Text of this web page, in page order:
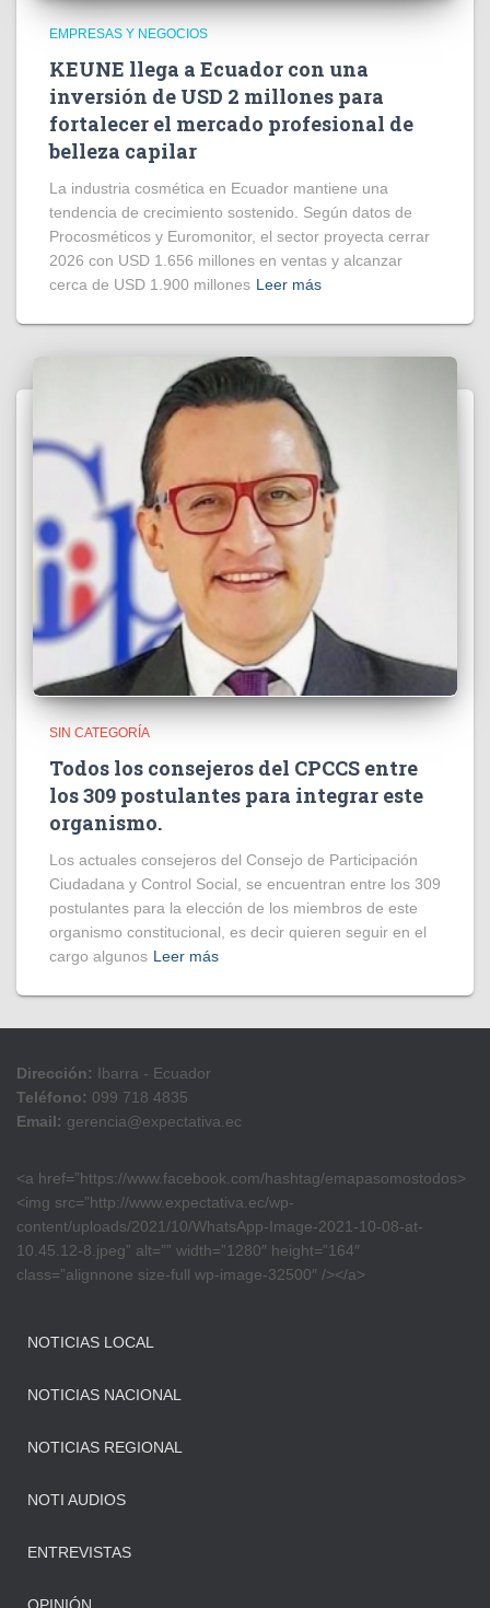
EMPRESAS Y NEGOCIOS
KEUNE llega a Ecuador con una
inversión de USD 2 millones para
fortalecer el mercado profesional de
belleza capilar
La industria cosmética en Ecuador mantiene una
tendencia de crecimiento sostenido. Según datos de
Procosméticos y Euromonitor, el sector proyecta cerrar
2026 con USD 1.656 millones en ventas y alcanzar
cerca de USD 1.900 millones Leer más
SIN CATEGORÍA
Todos los consejeros del CPCCS entre
los 309 postulantes para integrar este
organismo.
Los actuales consejeros del Consejo de Participación
Ciudadana y Control Social, se encuentran entre los 309
postulantes para la elección de los miembros de este
organismo constitucional, es decir quieren seguir en el
cargo algunos Leer más
Dirección: Ibarra - Ecuador
Teléfono: 099 718 4835
Email: gerencia@expectativa.ec
<a href=”https://www.facebook.com/hashtag/emapasomostodos>
<img src=”http://www.expectativa.ec/wp-
content/uploads/2021/10/WhatsApp-Image-2021-10-08-at-
10.45.12-8.jpeg” alt=”” width=”1280″ height=”164″
class=”alignnone size-full wp-image-32500″ /></a>
NOTICIAS LOCAL
NOTICIAS NACIONAL
NOTICIAS REGIONAL
NOTI AUDIOS
ENTREVISTAS